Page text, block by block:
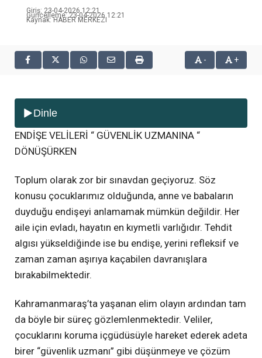
Giriş: 23-04-2026 12:21
Güncelleme: 23-04-2026 12:21
Kaynak: HABER MERKEZI
- +
Dinle
ENDİŞE VELİLERİ “ GÜVENLİK UZMANINA “
DÖNÜŞÜRKEN
Toplum olarak zor bir sınavdan geçiyoruz. Söz
konusu çocuklarımız olduğunda, anne ve babaların
duyduğu endişeyi anlamamak mümkün değildir. Her
aile için evladı, hayatın en kıymetli varlığıdır. Tehdit
algısı yükseldiğinde ise bu endişe, yerini refleksif ve
zaman zaman aşırıya kaçabilen davranışlara
bırakabilmektedir.
Kahramanmaraş’ta yaşanan elim olayın ardından tam
da böyle bir süreç gözlemlenmektedir. Veliler,
çocuklarını koruma içgüdüsüyle hareket ederek adeta
birer “güvenlik uzmanı” gibi düşünmeye ve çözüm